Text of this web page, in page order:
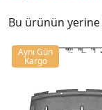
Bu ürünün
Aynı Gün
Kargo